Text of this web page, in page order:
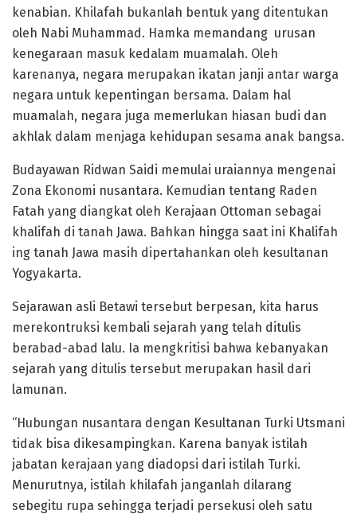
kenabian. Khilafah bukanlah bentuk yang ditentukan
oleh Nabi Muhammad. Hamka memandang urusan
kenegaraan masuk kedalam muamalah. Oleh
karenanya, negara merupakan ikatan janji antar warga
negara untuk kepentingan bersama. Dalam hal
muamalah, negara juga memerlukan hiasan budi dan
akhlak dalam menjaga kehidupan sesama anak bangsa.
Budayawan Ridwan Saidi memulai uraiannya mengenai
Zona Ekonomi nusantara. Kemudian tentang Raden
Fatah yang diangkat oleh Kerajaan Ottoman sebagai
khalifah di tanah Jawa. Bahkan hingga saat ini Khalifah
ing tanah Jawa masih dipertahankan oleh kesultanan
Yogyakarta.
Sejarawan asli Betawi tersebut berpesan, kita harus
merekontruksi kembali sejarah yang telah ditulis
berabad-abad lalu. Ia mengkritisi bahwa kebanyakan
sejarah yang ditulis tersebut merupakan hasil dari
lamunan.
“Hubungan nusantara dengan Kesultanan Turki Utsmani
tidak bisa dikesampingkan. Karena banyak istilah
jabatan kerajaan yang diadopsi dari istilah Turki.
Menurutnya, istilah khilafah janganlah dilarang
sebegitu rupa sehingga terjadi persekusi oleh satu